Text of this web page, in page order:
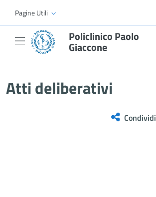
Skip to Main Content
Pagine Utili
Policlinico Paolo
Giaccone
Atti deliberativi
Condividi